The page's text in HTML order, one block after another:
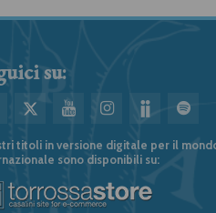
su:
titoli in versione digitale per il
sono disponibili su: